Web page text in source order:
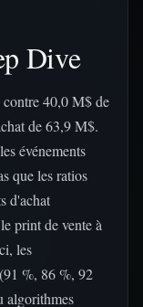
Dive
40,0 M$ de
de 63,9 M$.
événements
que les ratios
d'achat
print de vente à
les
%, 86 %, 92
algorithmes